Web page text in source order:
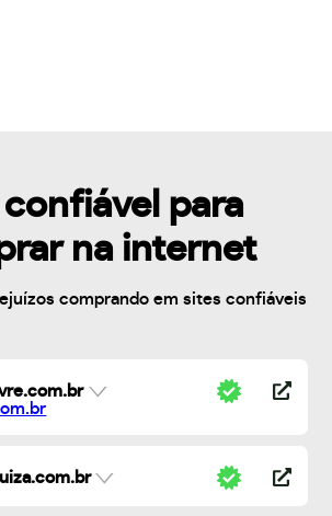
para
na internet
comprando em sites confiáveis